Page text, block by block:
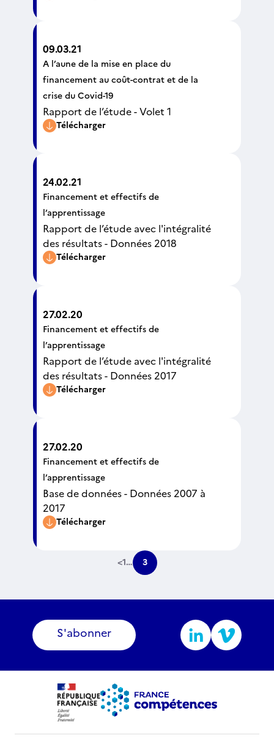
09.03.21
A l’aune de la mise en place du
financement au coût-contrat et de la
crise du Covid-19
Rapport de l’étude - Volet 1
Télécharger
24.02.21
Financement et effectifs de
l’apprentissage
Rapport de l’étude avec l'intégralité
des résultats - Données 2018
Télécharger
27.02.20
Financement et effectifs de
l’apprentissage
Rapport de l’étude avec l'intégralité
des résultats - Données 2017
Télécharger
27.02.20
Financement et effectifs de
l’apprentissage
Base de données - Données 2007 à
2017
Télécharger
<1… 3
S'abonner